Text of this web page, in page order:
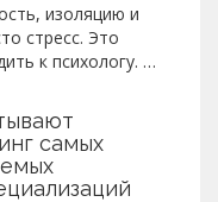
изоляцию и
стресс. Это
к психологу. 7
дальше.
самых